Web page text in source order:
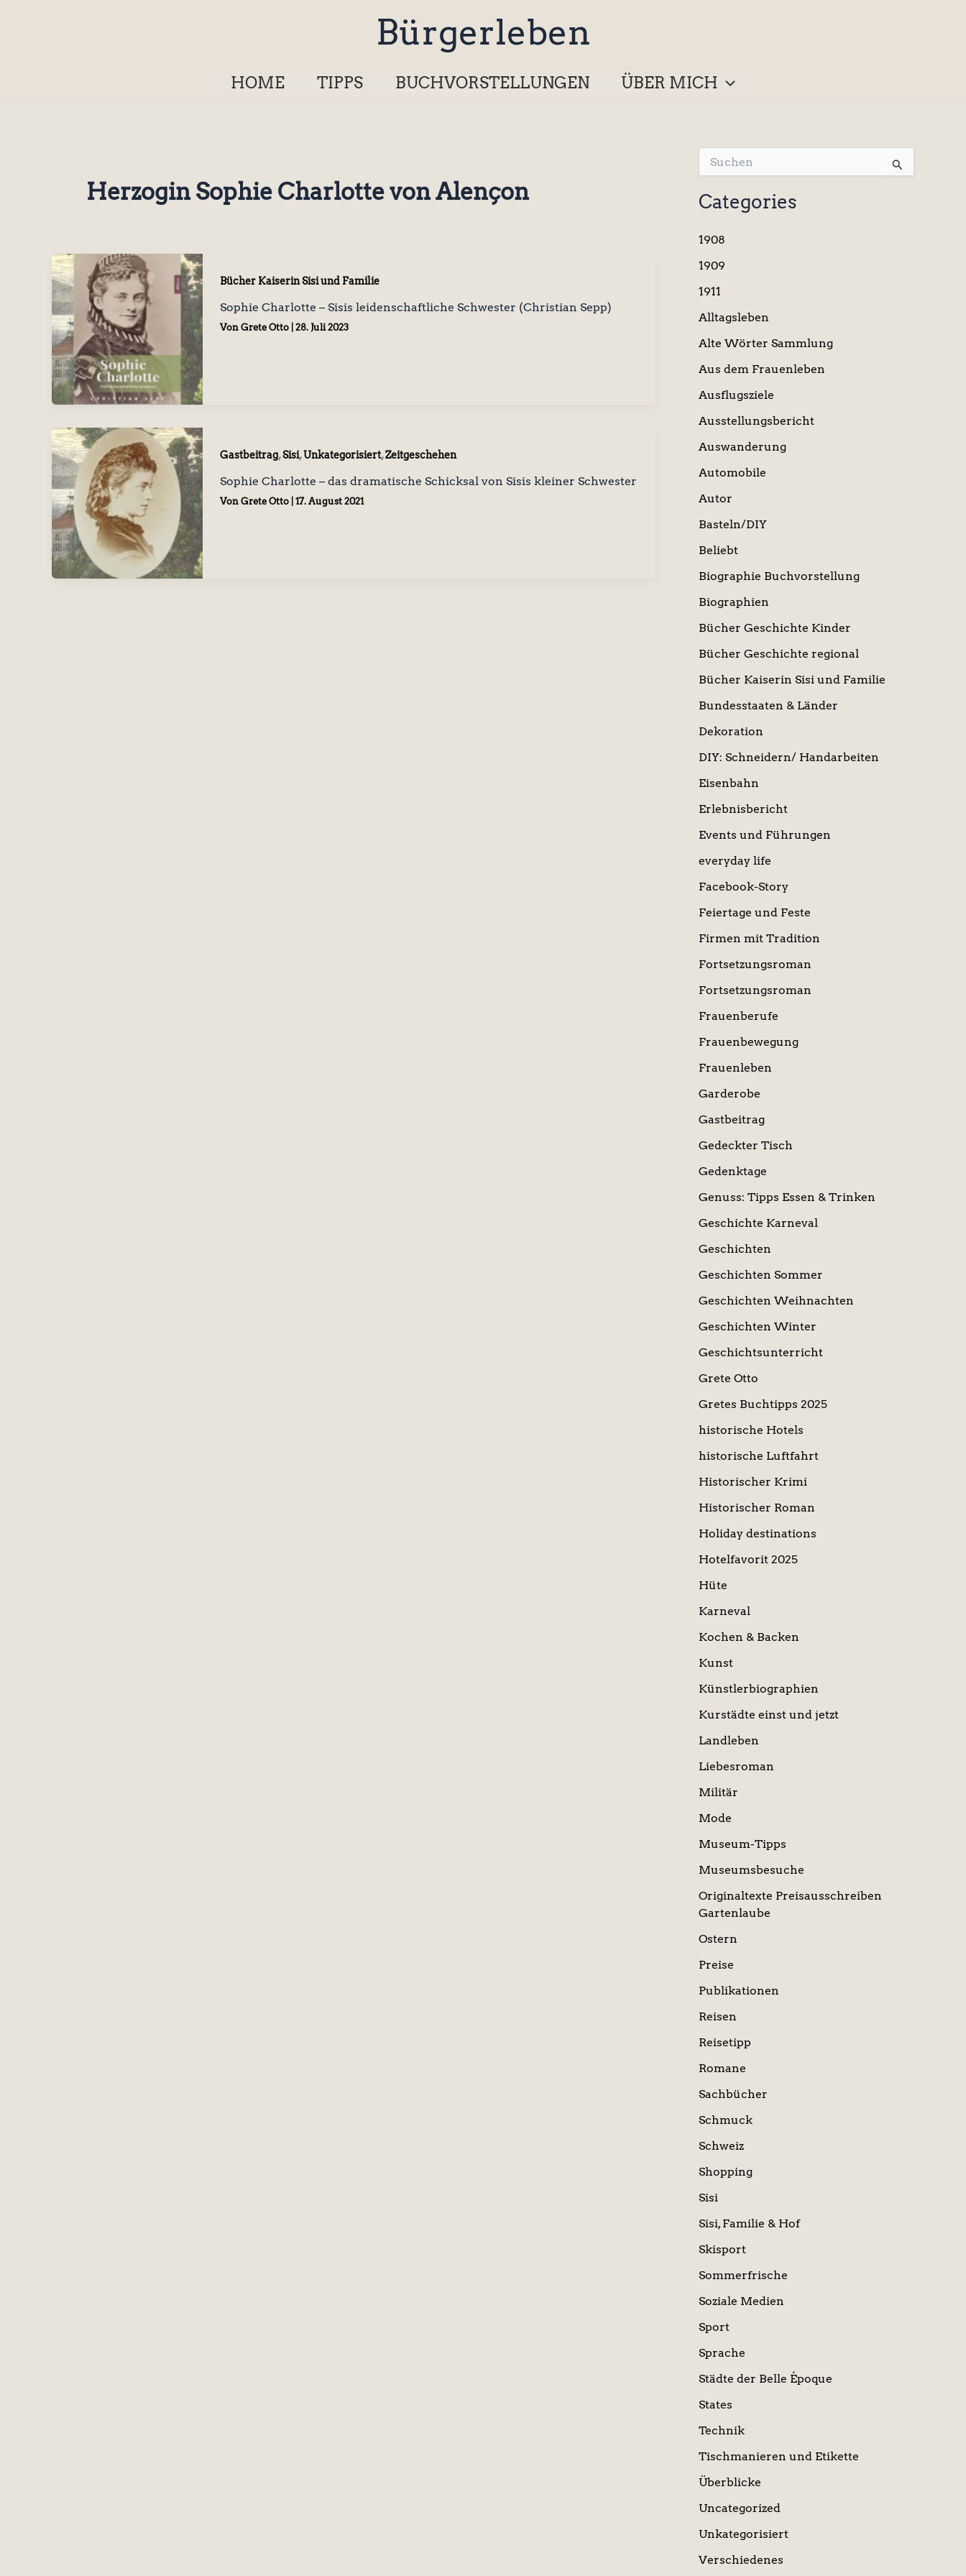
Bürgerleben
HOME TIPPS BUCHVORSTELLUNGEN ÜBER MICH
Herzogin Sophie Charlotte von Alençon
Bücher Kaiserin Sisi und Familie
Sophie Charlotte – Sisis leidenschaftliche Schwester (Christian Sepp)
Von Grete Otto 28. Juli 2023
Gastbeitrag,Sisi,Unkategorisiert,Zeitgeschehen
Sophie Charlotte – das dramatische Schicksal von Sisis kleiner Schwester
Von Grete Otto 17. August 2021
u
c
h
n
a
h
Categories
1908
1909
1911
Alltagsleben
Alte Wörter Sammlung
Aus dem Frauenleben
Ausflugsziele
Ausstellungsbericht
Auswanderung
Automobile
Autor
Basteln/DIY
Beliebt
Biographie Buchvorstellung
Biographien
Bücher Geschichte Kinder
Bücher Geschichte regional
Bücher Kaiserin Sisi und Familie
Bundesstaaten & Länder
Dekoration
DIY: Schneidern/ Handarbeiten
Eisenbahn
Erlebnisbericht
Events und Führungen
everyday life
Facebook-Story
Feiertage und Feste
Firmen mit Tradition
Fortsetzungsroman
Fortsetzungsroman
Frauenberufe
Frauenbewegung
Frauenleben
Garderobe
Gastbeitrag
Gedeckter Tisch
Gedenktage
Genuss: Tipps Essen & Trinken
Geschichte Karneval
Geschichten
Geschichten Sommer
Geschichten Weihnachten
Geschichten Winter
Geschichtsunterricht
Grete Otto
Gretes Buchtipps 2025
historische Hotels
historische Luftfahrt
Historischer Krimi
Historischer Roman
Holiday destinations
Hotelfavorit 2025
Hüte
Karneval
Kochen & Backen
Kunst
Künstlerbiographien
Kurstädte einst und jetzt
Landleben
Liebesroman
Militär
Mode
Museum-Tipps
Museumsbesuche
Originaltexte Preisausschreiben
Gartenlaube
Ostern
Preise
Publikationen
Reisen
Reisetipp
Romane
Sachbücher
Schmuck
Schweiz
Shopping
Sisi
Sisi, Familie & Hof
Skisport
Sommerfrische
Soziale Medien
Sport
Sprache
Städte der Belle Époque
States
Technik
Tischmanieren und Etikette
Überblicke
Uncategorized
Unkategorisiert
Verschiedenes